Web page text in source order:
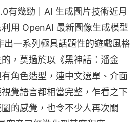
有幾勁｜AI 生成圖片技術近月
用 OpenAI 最新圖像生成模型
一系列極具話題性的遊戲風格
，莫過於以《黑神話：潘金
角色造型，連中文選單、介面
覺語言都相當完整，乍看之下
的感覺，也令不少人再次關